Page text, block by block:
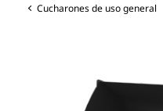
Cucharones de uso general